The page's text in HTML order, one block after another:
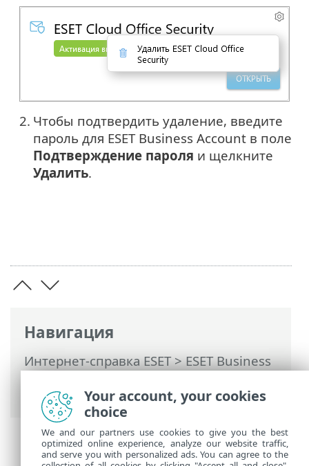
Навигация
Интернет-справка ESET>ESET Business
Account > ESET Cloud Office Security
2. Чтобы подтвердить удаление, введите
пароль для ESET Business Account в поле
Подтверждение пароля и щелкните
Удалить.
Your account, your cookies
choice
We and our partners use cookies to give you the best
optimized online experience, analyze our website traffic,
and serve you with personalized ads. You can agree to the